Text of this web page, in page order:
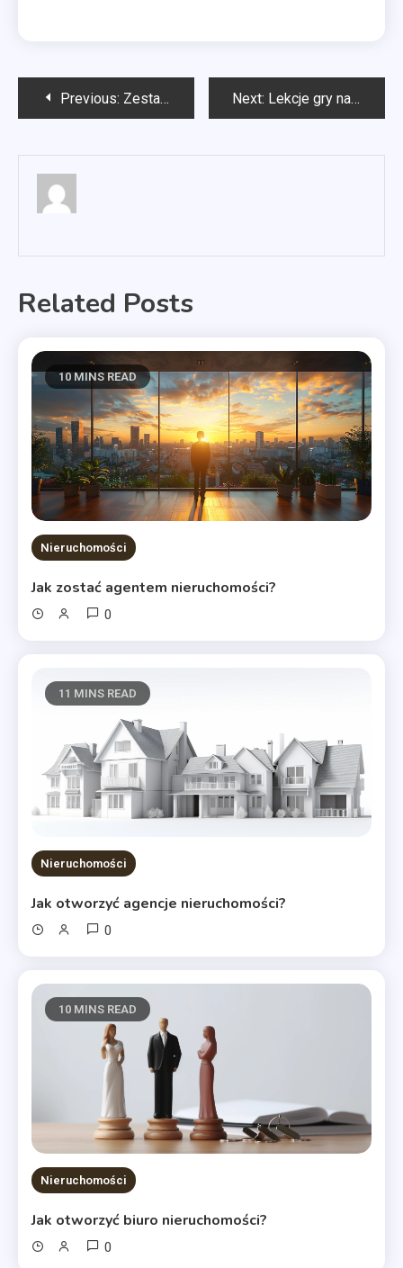
Nawigacja
Previous: Zestaw narzędzi pneumatycznych Next: Lekcje gry na gitarze
Related Posts
10 MINS READ
Nieruchomości
Jak zostać agentem nieruchomości?
0
11 MINS READ
Nieruchomości
Jak otworzyć agencje nieruchomości?
0
10 MINS READ
Nieruchomości
Jak otworzyć biuro nieruchomości?
0